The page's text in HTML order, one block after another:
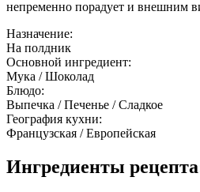
непременно порадует и внешним
Назначение:
На полдник
Основной ингредиент:
Мука / Шоколад
Блюдо:
Выпечка / Печенье / Сладкое
География кухни:
Французская / Европейская
Ингредиенты